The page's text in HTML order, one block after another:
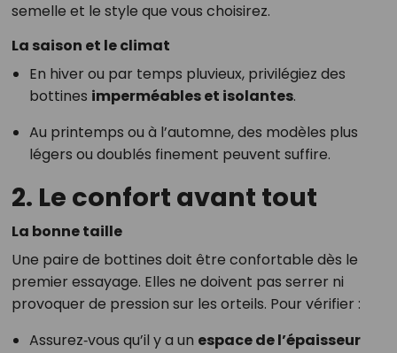
semelle et le style que vous choisirez.
La saison et le climat
En hiver ou par temps pluvieux, privilégiez des
bottines imperméables et isolantes.
Au printemps ou à l’automne, des modèles plus
légers ou doublés finement peuvent suffire.
2. Le confort avant tout
La bonne taille
Une paire de bottines doit être confortable dès le
premier essayage. Elles ne doivent pas serrer ni
provoquer de pression sur les orteils. Pour vérifier :
Assurez‑vous qu’il y a un espace de l’épaisseur